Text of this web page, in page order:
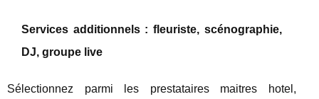
Services additionnels : fleuriste, scénographie,
DJ, groupe live
Sélectionnez parmi les prestataires maitres hotel,